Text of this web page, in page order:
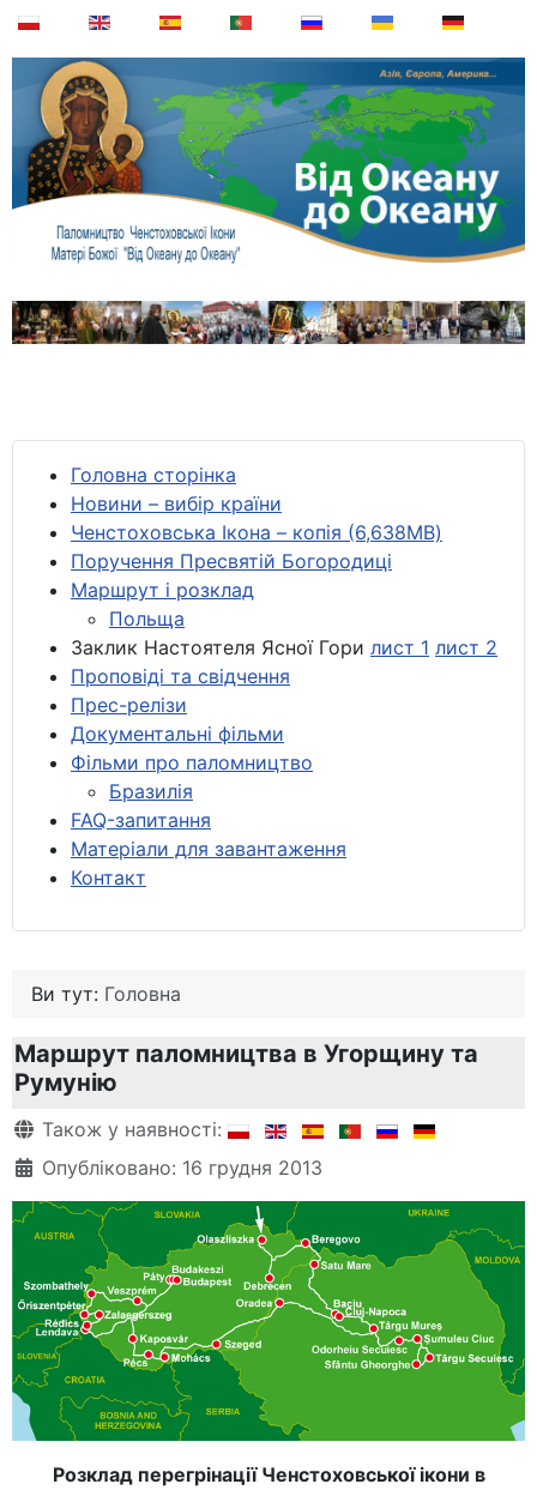
Головна сторінка
Новини – вибір країни
Ченстоховська Ікона – копія (6,638MB)
Поручення Пресвятій Богородиці
Маршрут і розклад
Польща
Заклик Настоятеля Ясної Гори лист 1 лист 2
Проповіді та свідчення
Прес-релізи
Документальні фільми
Фільми про паломництво
Бразилія
FAQ-запитання
Матеріали для завантаження
Контакт
Ви тут: Головна
Маршрут паломництва в Угорщину та
Румунію
Деталі
Також у наявності:
Опубліковано: 16 грудня 2013
Розклад перегрінації Ченстоховської ікони в